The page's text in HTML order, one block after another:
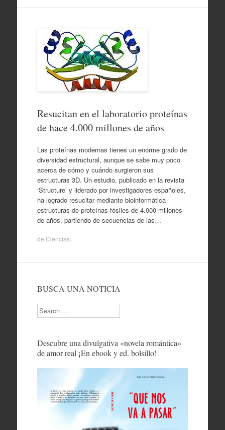
Resucitan en el laboratorio proteínas
de hace 4.000 millones de años
Las proteínas modernas tienes un enorme grado de
diversidad estructural, aunque se sabe muy poco
acerca de cómo y cuándo surgieron sus
estructuras 3D. Un estudio, publicado en la revista
‘Structure’ y liderado por investigadores españoles,
ha logrado resucitar mediante bioinformática
estructuras de proteínas fósiles de 4.000 millones
de años, partiendo de secuencias de las…
de Ciencias.
BUSCA UNA NOTICIA
Search
Descubre una divulgativa «novela romántica»
de amor real ¡En ebook y ed. bolsillo!